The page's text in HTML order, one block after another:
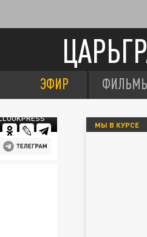
ЭФИР
МЫ В КУРСЕ